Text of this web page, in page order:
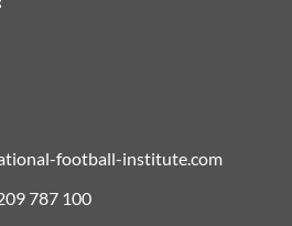
football-institute.com
787 100